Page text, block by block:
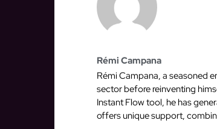
Rémi Campana
Rémi Campana, a seasoned
sector before reinventing
Instant Flow tool, he has
offers unique support,